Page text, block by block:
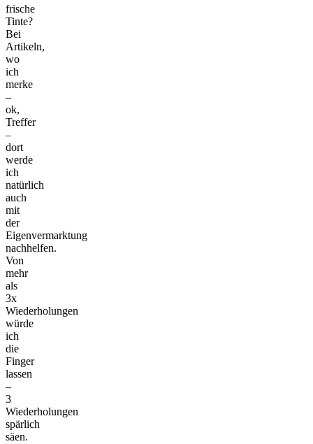
frische
Tinte?
Bei
Artikeln,
wo
ich
merke
–
ok,
Treffer
–
dort
werde
ich
natürlich
auch
mit
der
Eigenvermarktung
nachhelfen.
Von
mehr
als
3x
Wiederholungen
würde
ich
die
Finger
lassen
–
3
Wiederholungen
spärlich
säen.